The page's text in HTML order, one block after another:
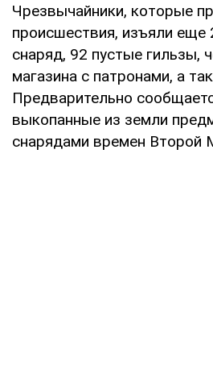
Чрезвычайники, которые
происшествия, изъяли еще
снаряд, 92 пустые гильзы,
магазина с патронами, а
Предварительно
выкопанные из земли
снарядами времен Второй